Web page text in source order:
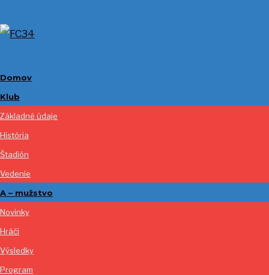
Domov
Klub
Základné údaje
História
Štadión
Vedenie
A – mužstvo
Novinky
Hráči
Výsledky
Program